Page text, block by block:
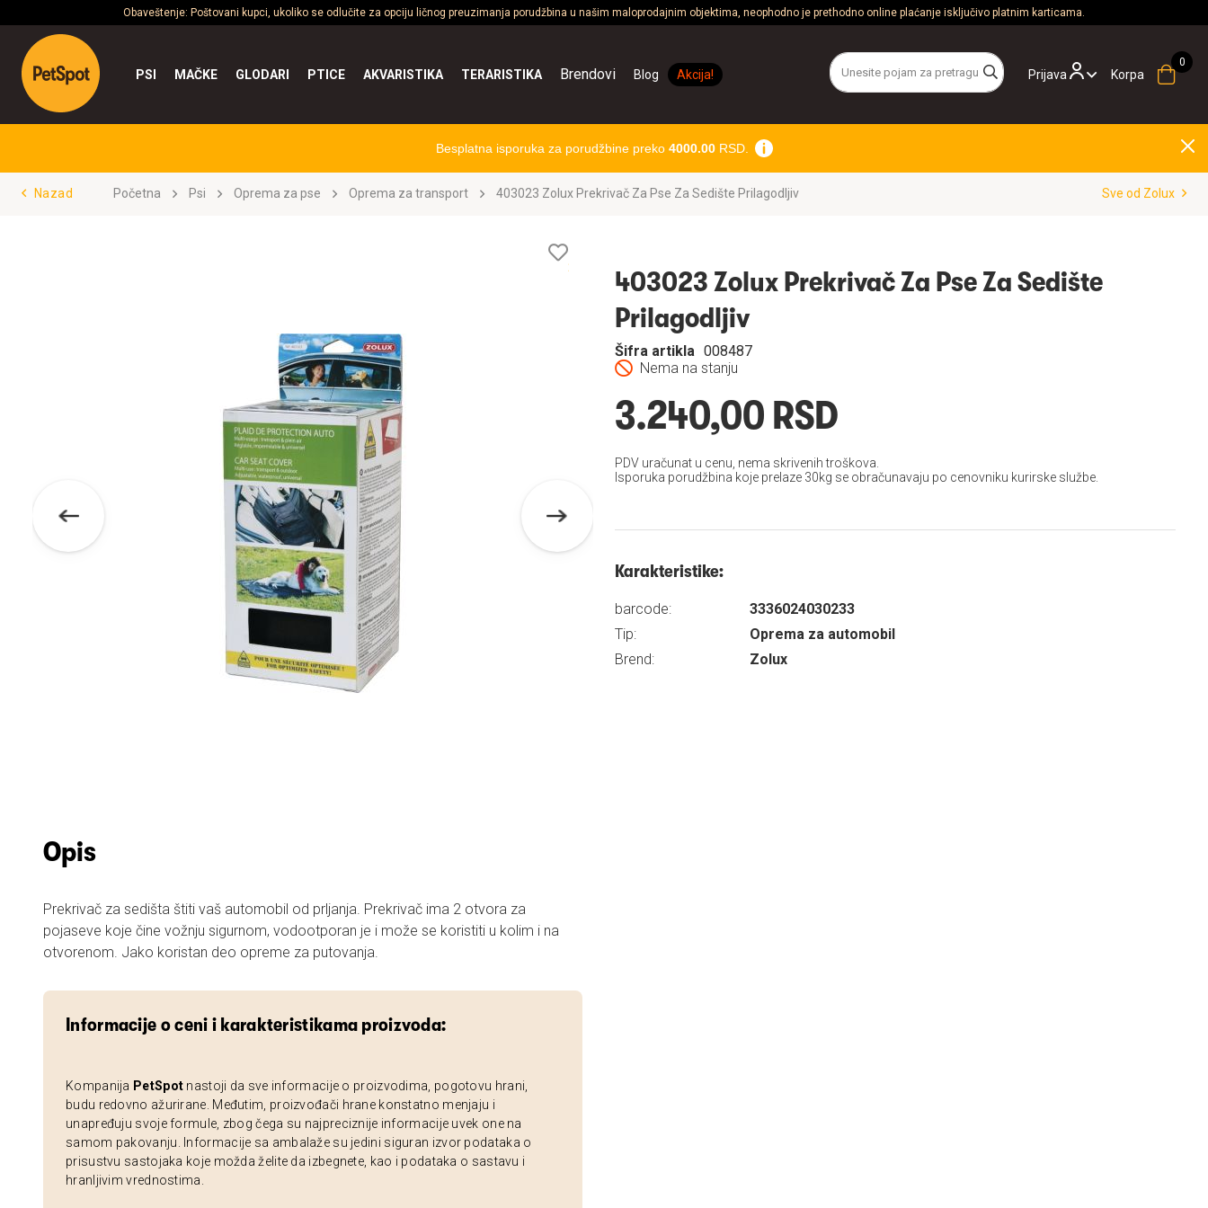
Obaveštenje: Poštovani kupci, ukoliko se odlučite za opciju ličnog preuzimanja porudžbina u našim maloprodajnim objektima, neophodno je prethodno online plaćanje isključivo platnim karticama.
Prijava
PSI MAČKE GLODARI PTICE AKVARISTIKA TERARISTIKA Brendovi Blog Akcija! Korpa
Besplatna isporuka za porudžbine preko 4000.00RSD.
Nazad Početna Psi Oprema za pse Oprema za transport 403023 Zolux Prekrivač Za Pse Za Sedište Prilagodljiv Sve od Zolux
Opis
Prekrivač za sedišta štiti vaš automobil od prljanja. Prekrivač ima 2 otvora za
pojaseve koje čine vožnju sigurnom, vodootporan je i može se koristiti u kolim i na
otvorenom. Jako koristan deo opreme za putovanja.
Informacije o ceni i karakteristikama proizvoda:
Kompanija PetSpot nastoji da sve informacije o proizvodima, pogotovu hrani,
budu redovno ažurirane. Međutim, proizvođači hrane konstatno menjaju i
unapređuju svoje formule, zbog čega su najpreciznije informacije uvek one na
samom pakovanju. Informacije sa ambalaže su jedini siguran izvor podataka o
prisustvu sastojaka koje možda želite da izbegnete, kao i podataka o sastavu i
hranljivim vrednostima.
želja
403023 Zolux Prekrivač Za Pse Za Sedište
Prilagodljiv
Nema na stanju
Šifra artikla 008487
3.240,00 RSD
PDV uračunat u cenu, nema skrivenih troškova.
Isporuka porudžbina koje prelaze 30kg se obračunavaju po cenovniku kurirske službe.
Karakteristike:
barcode:
3336024030233
Tip:
Oprema za automobil
Brend:
Zolux